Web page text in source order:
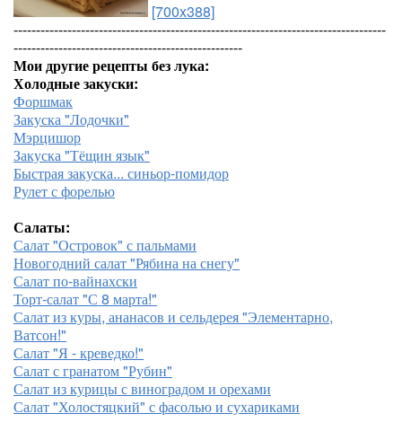
[700x388]
-----------------------------------------------------------------------------------
---------------------------------------------------
Мои другие рецепты без лука:
Холодные закуски:
Форшмак
Закуска "Лодочки"
Мэрцишор
Закуска "Тёщин язык"
Быстрая закуска... синьор-помидор
Рулет с форелью
Салаты:
Салат "Островок" с пальмами
Новогодний салат "Рябина на снегу"
Салат по-вайнахски
Торт-салат "С 8 марта!"
Салат из куры, ананасов и сельдерея "Элементарно,
Ватсон!"
Салат "Я - креведко!"
Салат с гранатом "Рубин"
Салат из курицы с виноградом и орехами
Салат "Холостяцкий" с фасолью и сухариками